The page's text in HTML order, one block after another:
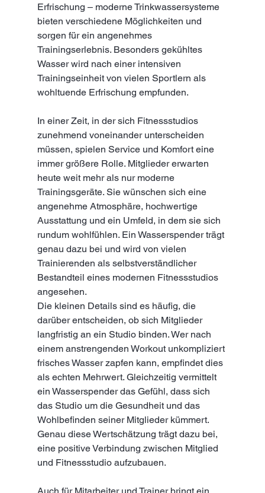
Erfrischung – moderne Trinkwassersysteme
bieten verschiedene Möglichkeiten und
sorgen für ein angenehmes
Trainingserlebnis. Besonders gekühltes
Wasser wird nach einer intensiven
Trainingseinheit von vielen Sportlern als
wohltuende Erfrischung empfunden.
In einer Zeit, in der sich Fitnessstudios
zunehmend voneinander unterscheiden
müssen, spielen Service und Komfort eine
immer größere Rolle. Mitglieder erwarten
heute weit mehr als nur moderne
Trainingsgeräte. Sie wünschen sich eine
angenehme Atmosphäre, hochwertige
Ausstattung und ein Umfeld, in dem sie sich
rundum wohlfühlen. Ein Wasserspender trägt
genau dazu bei und wird von vielen
Trainierenden als selbstverständlicher
Bestandteil eines modernen Fitnessstudios
angesehen.
Die kleinen Details sind es häufig, die
darüber entscheiden, ob sich Mitglieder
langfristig an ein Studio binden. Wer nach
einem anstrengenden Workout unkompliziert
frisches Wasser zapfen kann, empfindet dies
als echten Mehrwert. Gleichzeitig vermittelt
ein Wasserspender das Gefühl, dass sich
das Studio um die Gesundheit und das
Wohlbefinden seiner Mitglieder kümmert.
Genau diese Wertschätzung trägt dazu bei,
eine positive Verbindung zwischen Mitglied
und Fitnessstudio aufzubauen.
Auch für Mitarbeiter und Trainer bringt ein